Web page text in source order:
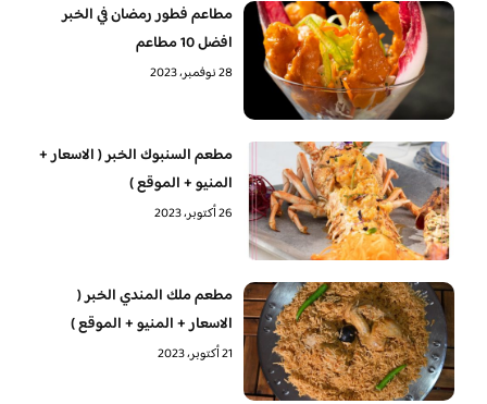
مطاعم فطور رمضان في الخبر
افضل 10 مطاعم
28 نوفمبر، 2023
مطعم السنبوك الخبر ( الاسعار +
المنيو + الموقع )
26 أكتوبر، 2023
مطعم ملك المندي الخبر (
الاسعار + المنيو + الموقع )
21 أكتوبر، 2023